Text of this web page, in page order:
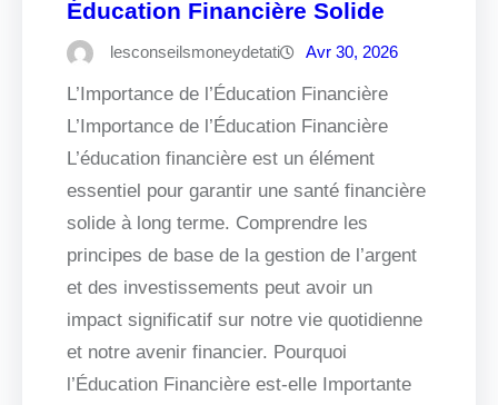
Éducation Financière Solide
lesconseilsmoneydetati Avr 30, 2026
L’Importance de l’Éducation Financière
L’Importance de l’Éducation Financière
L’éducation financière est un élément
essentiel pour garantir une santé financière
solide à long terme. Comprendre les
principes de base de la gestion de l’argent
et des investissements peut avoir un
impact significatif sur notre vie quotidienne
et notre avenir financier. Pourquoi
l’Éducation Financière est-elle Importante